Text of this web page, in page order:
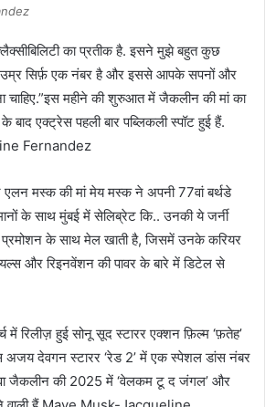
का प्रतीक है. इसने मुझे बहुत कुछ
उम्र सिर्फ़ एक नंबर है और इससे आपके सपनों और
चाहिए.”इस महीने की शुरुआत में जैकलीन की मां का
के बाद एक्ट्रेस पहली बार पब्लिकली स्पॉट हुई हैं.
Fernandez
एलन मस्क की मां मेय मस्क ने अपनी 77वां बर्थडे
के साथ मुंबई में सेलिब्रेट कि.. उनकी ये जर्नी
के साथ मेल खाती है, जिसमें उनके करियर
और रिइनवेंशन की पावर के बारे में डिटेल से
में रिलीज़ हुई सोनू सूद स्टारर एक्शन फ़िल्म ‘फ़तेह’
अजय देवगन स्टारर ‘रेड 2’ में एक स्पेशल डांस नंबर
जैकलीन की 2025 में ‘वेलकम टू द जंगल’ और